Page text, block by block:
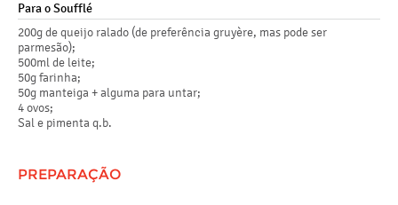
Para o Soufflé
200g de queijo ralado (de preferência gruyère, mas pode ser
parmesão);
500ml de leite;
50g farinha;
50g manteiga + alguma para untar;
4 ovos;
Sal e pimenta q.b.
PREPARAÇÃO